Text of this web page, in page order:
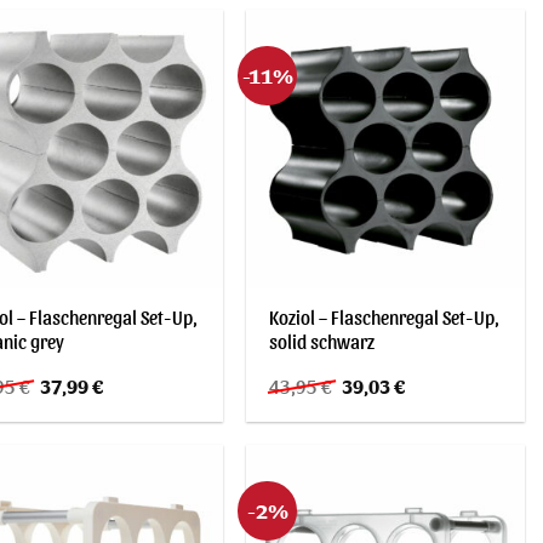
– Flaschenregal Set-Up,
grey
€ Ursprünglicher
Preis
war:
37,99€Aktueller
ist:
-11%
Koziol – Flaschenregal Set-Up,
solid schwarz
43,95€ Ursprünglicher
Preis
war:
39,03€Aktueller
ist:
-2%